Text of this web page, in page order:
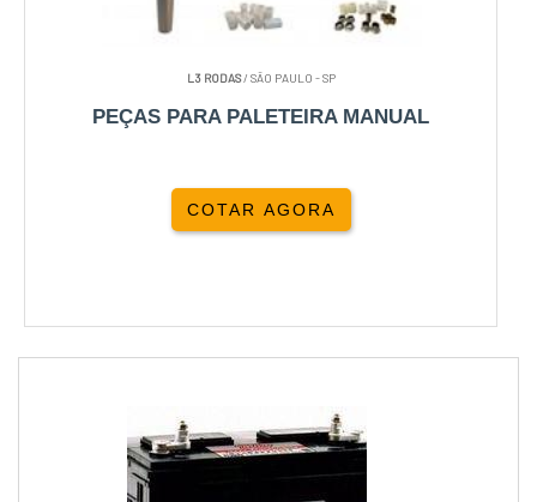
L3 RODAS/ SÃO PAULO - SP
PEÇAS PARA PALETEIRA MANUAL
COTAR AGORA